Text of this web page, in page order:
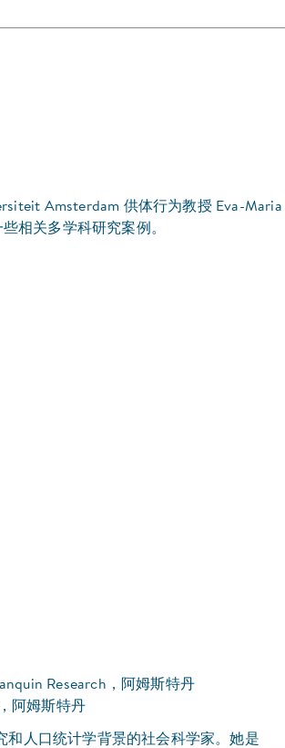
Amsterdam 供体行为教授 Eva-Maria
相关多学科研究案例。
Research，阿姆斯特丹
阿姆斯特丹
和人口统计学背景的社会科学家。她是